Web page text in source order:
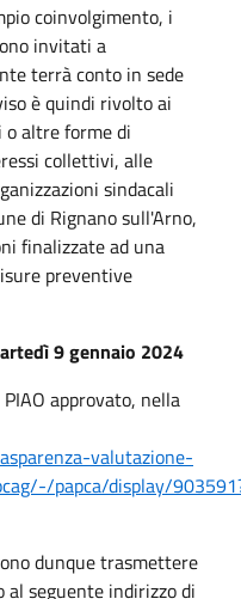
coinvolgimento, i
invitati a
terrà conto in sede
è quindi rivolto ai
altre forme di
collettivi, alle
sindacali
di Rignano sull'Arno,
finalizzate ad una
preventive
9 gennaio 2024
approvato, nella
valutazione-
papca/display/
dunque trasmettere
seguente indirizzo di